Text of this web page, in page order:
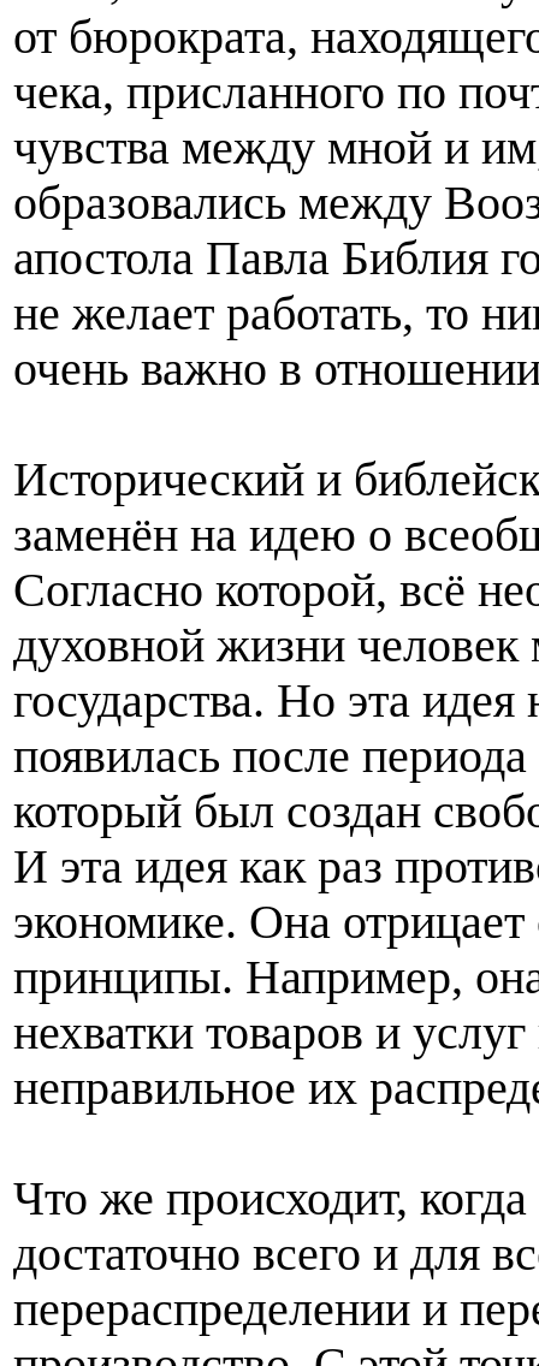
от бюрократа,
чека, присланного по
чувства между мной и
образовались между
апостола Павла Библия
не желает работать, то
очень важно в
Исторический и
заменён на идею о
Согласно которой, всё
духовной жизни человек
государства. Но эта
появилась после
который был создан
И эта идея как раз
экономике. Она
принципы. Например,
нехватки товаров и
неправильное их
Что же происходит,
достаточно всего и для
перераспределении и